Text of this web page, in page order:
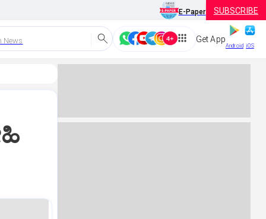
E-Paper SUBSCRIBE
News Get App
Android iOS